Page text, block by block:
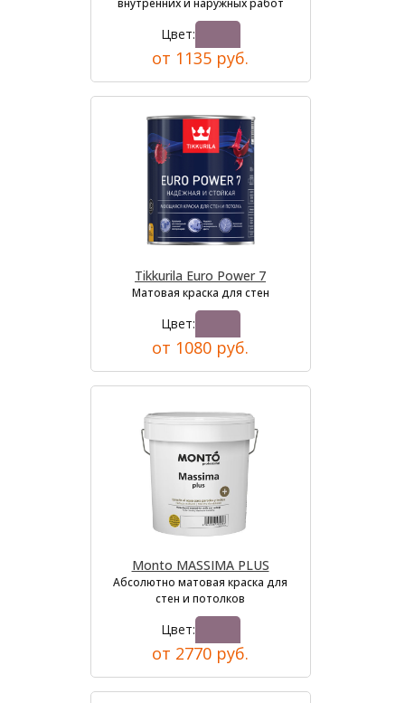
внутренних и наружных работ
Цвет:
от 1135 руб.
Tikkurila Euro Power 7
Матовая краска для стен
Цвет:
от 1080 руб.
Monto MASSIMA PLUS
Абсолютно матовая краска для
стен и потолков
Цвет:
от 2770 руб.